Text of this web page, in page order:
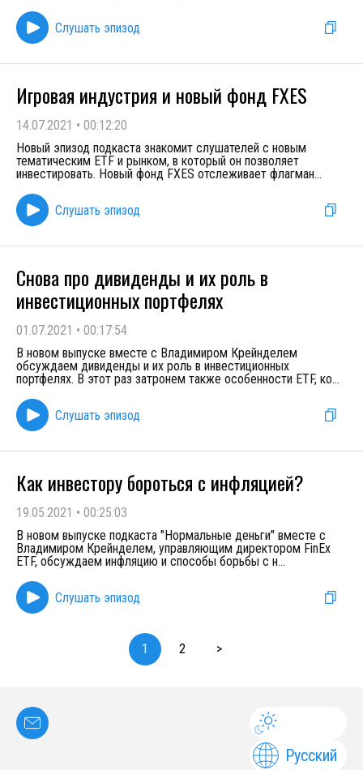
Слушать эпизод
Игровая индустрия и новый фонд FXES
14.07.2021 • 00:12:20
Новый эпизод подкаста знакомит слушателей с новым
тематическим ETF и рынком, в который он позволяет
инвестировать. Новый фонд FXES отслеживает флагман...
Слушать эпизод
Снова про дивиденды и их роль в
инвестиционных портфелях
01.07.2021 • 00:17:54
В новом выпуске вместе с Владимиром Крейнделем
обсуждаем дивиденды и их роль в инвестиционных
портфелях. В этот раз затронем также особенности ETF, ко...
Слушать эпизод
Как инвестору бороться с инфляцией?
19.05.2021 • 00:25:03
В новом выпуске подкаста "Нормальные деньги" вместе с
Владимиром Крейнделем, управляющим директором FinEx
ETF, обсуждаем инфляцию и способы борьбы с н...
Слушать эпизод
1 2 >
Русский